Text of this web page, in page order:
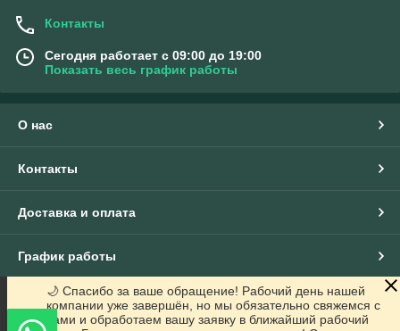
Контакты
Сегодня работает с 09:00 до 19:00
Показать весь график работы
О нас
Контакты
Доставка и оплата
График работы
Полная версия сайта
🌙 Спасибо за ваше обращение! Рабочий день нашей
компании уже завершён, но мы обязательно свяжемся с
вами и обработаем вашу заявку в ближайший рабочий